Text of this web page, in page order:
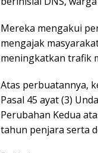
Mereka mengakui
mengajak
meningkatkan trafik
Atas perbuatannya,
Pasal 45 ayat (3)
Perubahan Kedua
tahun penjara serta